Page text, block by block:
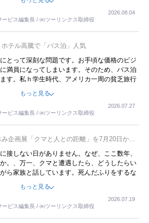
楽しみが増えるでしょうね。
ービス編集長 / ㈱ツーリンクス取締役
2026.08.04
テル高騰で「バス泊」人気
とって深刻な問題です。お手頃な価格のビジ
満員になってしまいます。そのため、バス泊
す。私ｈ学生時代、アメリカ一周の貧乏旅行
イハウンドバスでした。夕方から夜の便を利
ていました。ただし、若いからできたことで
京都に行った、青森に行ったと聞くと、疲れ
てしまいます。
もっと見る
ービス編集長 / ㈱ツーリンクス取締役
2026.07.27
企画展「クマと人との距離」を7月20日から
接しない日がありません。なぜ、ここ数年、
。、万一、クマと遭遇したら、どうしたらい
ら家族と話しています。死んだふりをするな
えません。そんな中で、この企画展はタイム
もっと見る
ービス編集長 / ㈱ツーリンクス取締役
2026.07.19